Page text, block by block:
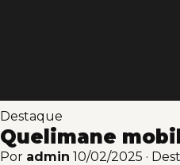
Destaque
Quelimane
Por admin 10/02/2025 ·